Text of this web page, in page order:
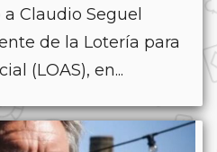
Claudio Seguel
de la Lotería para
(LOAS), en...